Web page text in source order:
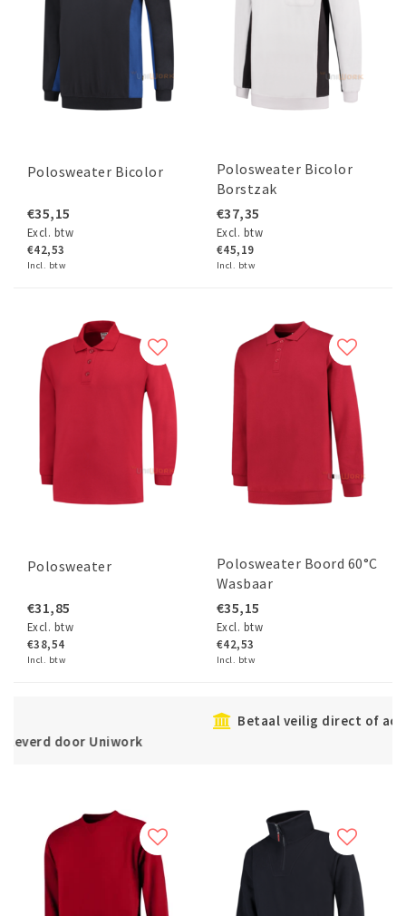
Polosweater Bicolor
€35,15
Excl. btw
€42,53
Incl. btw
Polosweater Bicolor
Borstzak
€37,35
Excl. btw
€45,19
Incl. btw
Polosweater
€31,85
Excl. btw
€38,54
Incl. btw
Polosweater Boord 60°C
Wasbaar
€35,15
Excl. btw
€42,53
Incl. btw
Betaal veilig direct of achteraf met Klarna